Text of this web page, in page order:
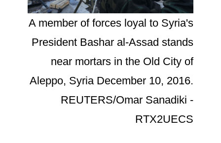
A member of forces loyal to Syria's
President Bashar al-Assad stands
near mortars in the Old City of
Aleppo, Syria December 10, 2016.
REUTERS/Omar Sanadiki -
RTX2UECS